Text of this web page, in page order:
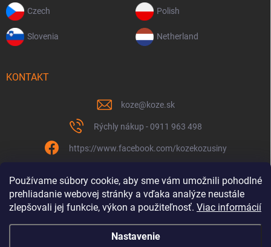
Používame súbory cookie, aby sme vám umožnili pohodlné
prehliadanie webovej stránky a vďaka analýze neustále
zlepšovali jej funkcie, výkon a použiteľnosť. Viac informácií
Nastavenie
Czech Polish
Slovenia Netherland
KONTAKT
koze@koze.sk
Rýchly nákup - 0911 963 498
https://www.facebook.com/kozekozusiny
Spolu to ťaháme už 9 rokov